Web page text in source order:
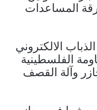
المساعدات
الالكتروني
الفلسطينية
وآلة القصف